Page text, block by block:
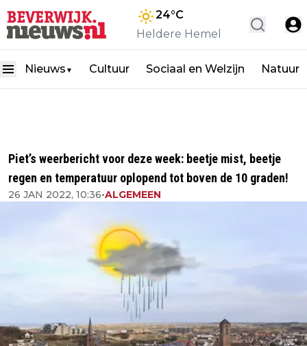
24°C
Heldere Hemel
Nieuws ▼ Cultuur Sociaal en Welzijn Natuur
Piet’s weerbericht voor deze week: beetje mist, beetje
regen en temperatuur oplopend tot boven de 10 graden!
26 JAN 2022, 10:36•ALGEMEEN